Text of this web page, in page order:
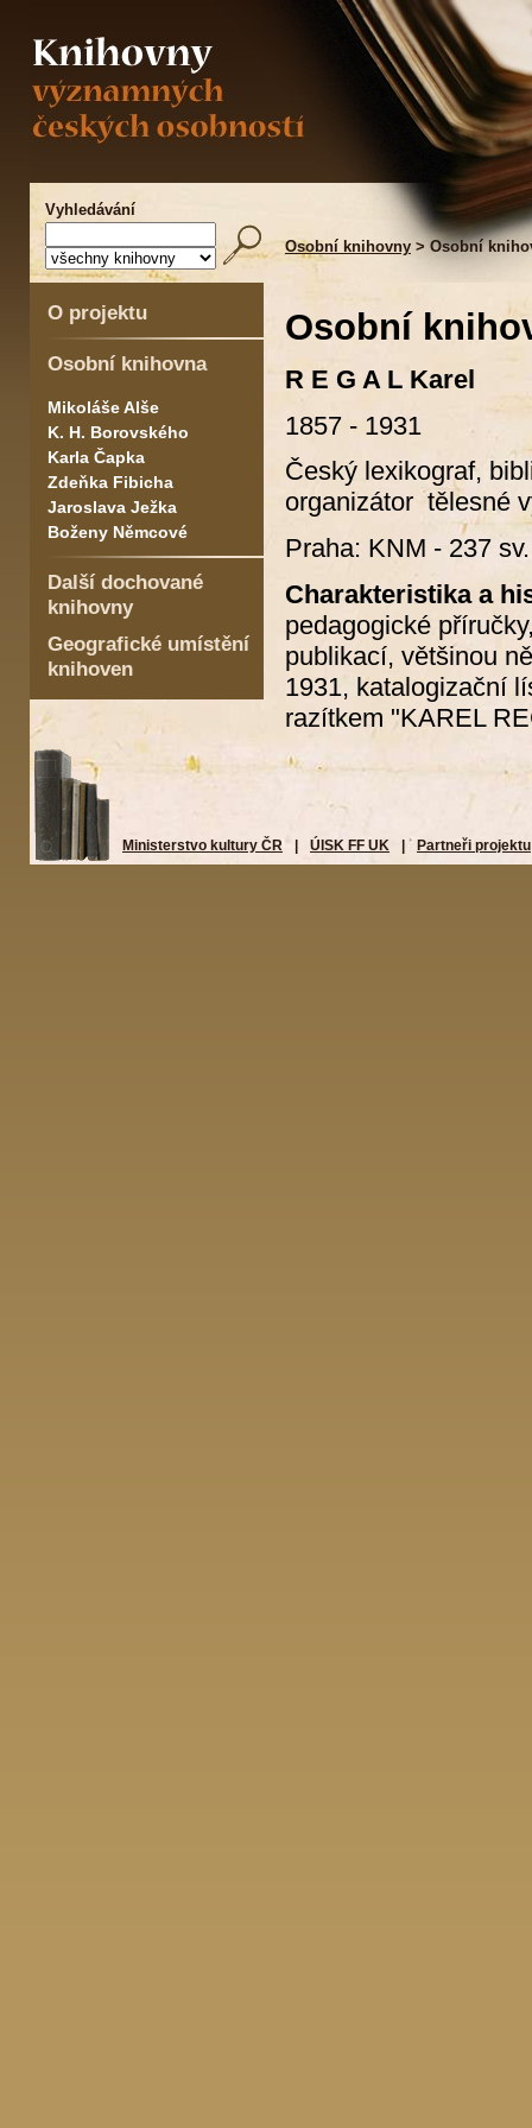
Vyhledávání
Osobní knihovny > Osobní
O projektu
Osobní knihovna
Mikoláše Alše
K. H. Borovského
Karla Čapka
Zdeňka Fibicha
Jaroslava Ježka
Boženy Němcové
Další dochované
knihovny
Geografické umístění
knihoven
Osobní
R E G A L Karel
1857 - 1931
Český lexikograf,
organizátor tělesné
Praha: KNM - 237 sv.
Charakteristika a
pedagogické
publikací, většinou
1931, katalogizační
razítkem "KAREL
Ministerstvo kultury ČR ÚISK FF UK Partneři projektu